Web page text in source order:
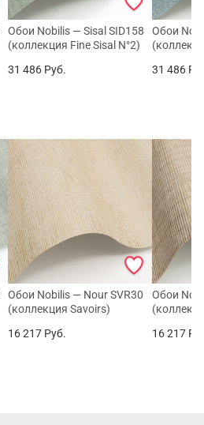
Обои Nobilis — Sisal SID158
(коллекция Fine Sisal N°2)
31 486 Руб.
Обои
31 486
Обои Nobilis — Nour SVR30
(коллекция Savoirs)
16 217 Руб.
Обои
16 217